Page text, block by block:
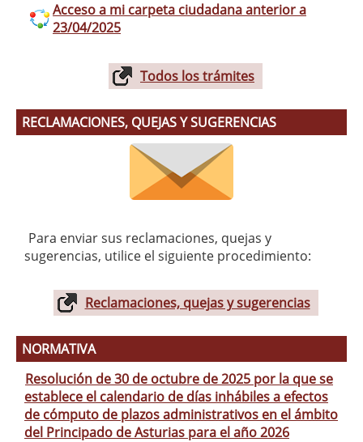
Acceso a mi carpeta ciudadana anterior a
23/04/2025
Todos los trámites
RECLAMACIONES, QUEJAS Y SUGERENCIAS
Para enviar sus reclamaciones, quejas y
sugerencias, utilice el siguiente procedimiento:
Reclamaciones, quejas y sugerencias
NORMATIVA
Resolución de 30 de octubre de 2025 por la que se
establece el calendario de días inhábiles a efectos
de cómputo de plazos administrativos en el ámbito
del Principado de Asturias para el año 2026